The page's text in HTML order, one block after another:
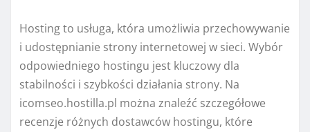
Hosting to usługa, która umożliwia przechowywanie
i udostępnianie strony internetowej w sieci. Wybór
odpowiedniego hostingu jest kluczowy dla
stabilności i szybkości działania strony. Na
icomseo.hostilla.pl można znaleźć szczegółowe
recenzje różnych dostawców hostingu, które